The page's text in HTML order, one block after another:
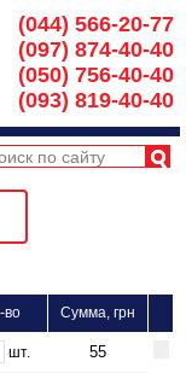
(044) 566-20-77
(097) 874-40-40
(050) 756-40-40
(093) 819-40-40
во Сумма, грн
шт.